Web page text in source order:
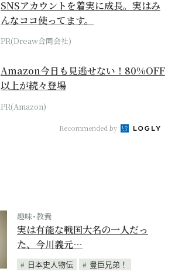
SNSアカウントを着実に成長。実はみ
んなココ使ってます。
PR(Dreaw合同会社)
Amazon今日も見逃せない！80%OFF
以上が続々登場
PR(Amazon)
Recommended by
趣味･教養
実は有能な戦国大名の一人だっ
た、今川義元…
日本史人物伝
豊臣兄弟！